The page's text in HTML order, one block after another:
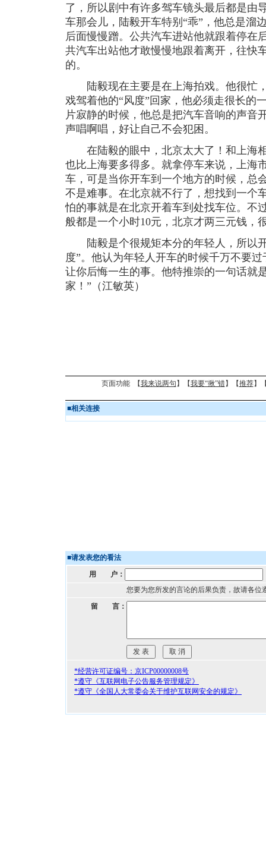
了，所以剧中有许多驾车镜头最后都是由
车那会儿，陆毅开车特别“乖”，他总是溜
后面慢慢蹭。公共汽车进站他就跟着停
共汽车出站他才敢慢慢地跟着离开，往快
的。
陆毅现在主要是在上海拍戏。他很忙
戏驾着他的“风度”回家，他必须走很长的
片寂静的时候，他总是把汽车音响的声音
声唱啊唱，好让自己不会犯困。
在陆毅的眼中，北京太大了！和上海
也比上海要多得多。就拿停车来说，上海
车，可是当你开车到一个地方的时候，总
不是难事。在北京就不行了，想找到一个
怕的事就是在北京开着车到处找车位。不
般都是一个小时10元，北京才两三元钱，
陆毅是个很规矩本分的年轻人，所以
度”。他认为年轻人开车的时候千万不要
让你后悔一生的事。他特推崇的一句话就
家！”（江敏英）
页面功能 【我来说两句 】【我要“揪”错】【推荐】
■相关连接
■请发表您的看法
用 户：
您要为您所发的言论的后果负责，故请各位
留 言：
*经营许可证编号：京ICP00000008号
*遵守《互联网电子公告服务管理规定》
*遵守《全国人大常委会关于维护互联网安全的规定》